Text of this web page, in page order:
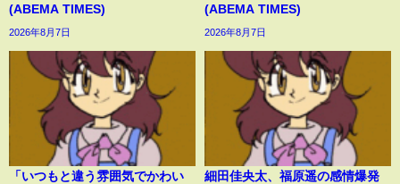
(ABEMA TIMES)
2026年8月7日
(ABEMA TIMES)
2026年8月7日
「いつもと違う雰囲気でかわい
細田佳央太、福原遥の感情爆発